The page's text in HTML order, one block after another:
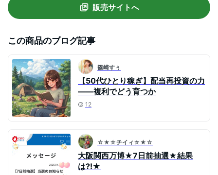
対策
販売サイトへ
この商品のブログ記事
篠崎すぅ
【50代ひとり稼ぎ】配当再投資の力
——複利でどう育つか
12
☆★☆チイィ☆★☆
大阪関西万博★7日前抽選★結果
は?!★